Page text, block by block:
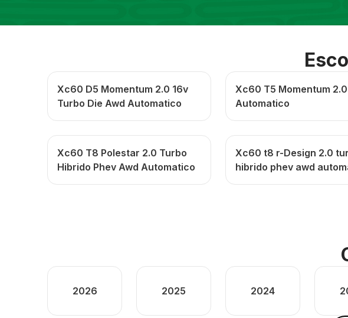
Xc60 D5 Momentum 2.0 16v
Turbo Die Awd Automatico
Xc60 T5 Momentum
Automatico
Xc60 T8 Polestar 2.0 Turbo
Hibrido Phev Awd Automatico
Xc60 t8 r-Design 2.0
hibrido phev awd
2026 2025 2024